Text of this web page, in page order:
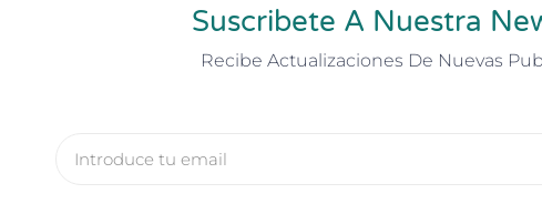
Suscribete A Nuestra
Recibe Actualizaciones De Nuevas